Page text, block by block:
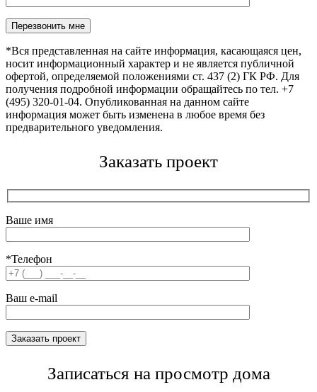
Оставьте это поле пустым.
*Вся представленная на сайте информация, касающаяся цен,
носит информационный характер и не является публичной
офертой, определяемой положениями ст. 437 (2) ГК РФ. Для
получения подробной информации обращайтесь по тел. +7
(495) 320-01-04. Опубликованная на данном сайте
информация может быть изменена в любое время без
предварительного уведомления.
Заказать проект
Ваше имя
*Телефон
Ваш e-mail
Записаться на просмотр дома